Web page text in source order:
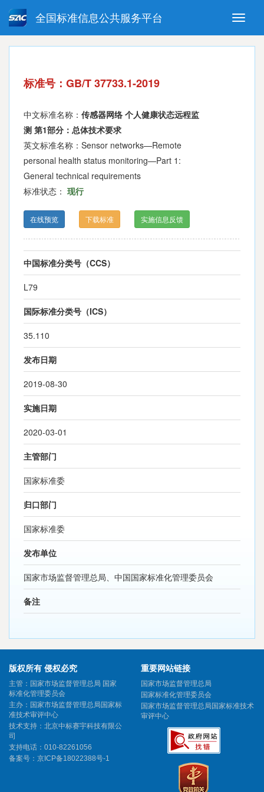
Toggle
全国标准信息公共服务平台
强制性国家标准 推荐性国家标准
指导性技术文件 (National standards in foreign
标准号：GB/T 37733.1-2019
中文标准名称： 传感器网络 个人健康状态远程监
测 第1部分：总体技术要求
英文标准名称：Sensor networks—Remote
personal health status monitoring—Part 1:
General technical requirements
标准状态： 现行
在线预览 下载标准 实施信息反馈
中国标准分类号（CCS）
L79
国际标准分类号（ICS）
35.110
发布日期
2019-08-30
实施日期
2020-03-01
主管部门
国家标准委
归口部门
国家标准委
发布单位
国家市场监督管理总局、中国国家标准化管理委员会
备注
版权所有 侵权必究
主管：国家市场监督管理总局 国家
标准化管理委员会
主办：国家市场监督管理总局国家标
准技术审评中心
技术支持：北京中标赛宇科技有限公
司
支持电话：010-82261056
备案号： 京ICP备18022388号-1
重要网站链接
国家市场监督管理总局
国家标准化管理委员会
国家市场监督管理总局国家标准技术
审评中心